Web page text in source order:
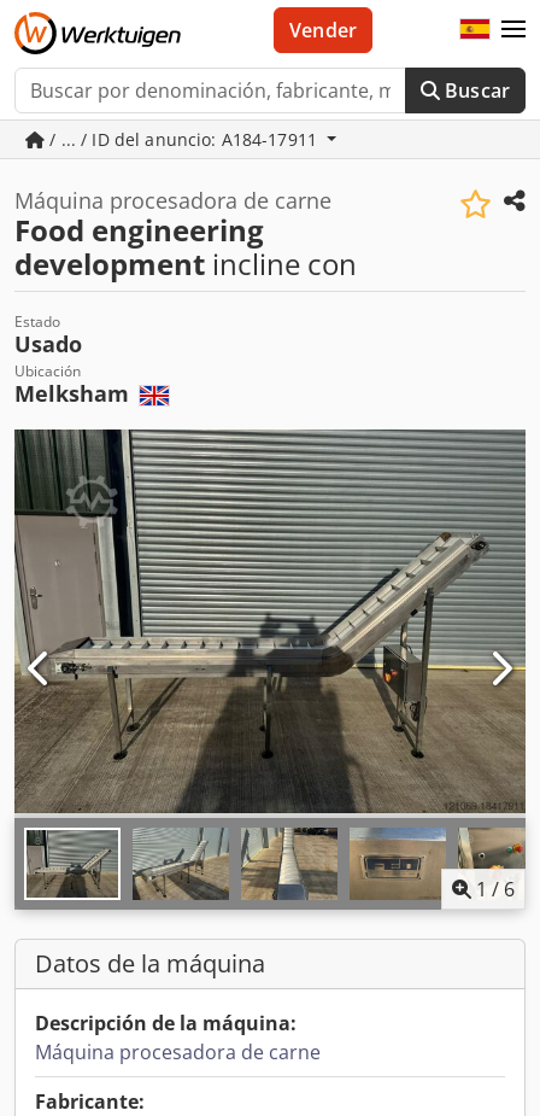
Buscar
Vender
/ ... / ID del anuncio: A184-17911
Máquina procesadora de carne
Food engineering
development incline con
Estado
Usado
Ubicación
Melksham
1 / 6
Datos de la máquina
Descripción de la máquina:
Máquina procesadora de carne
Fabricante: